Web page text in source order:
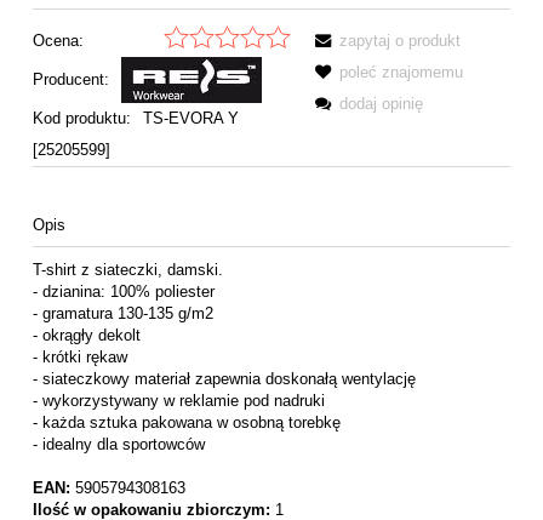
Ocena:
Producent:
Kod produktu:
TS-EVORA Y
[25205599]
zapytaj o produkt
poleć znajomemu
dodaj opinię
Opis
T-shirt z siateczki, damski.
- dzianina: 100% poliester
- gramatura 130-135 g/m2
- okrągły dekolt
- krótki rękaw
- siateczkowy materiał zapewnia doskonałą wentylację
- wykorzystywany w reklamie pod nadruki
- każda sztuka pakowana w osobną torebkę
- idealny dla sportowców
EAN: 5905794308163
Ilość w opakowaniu zbiorczym: 1